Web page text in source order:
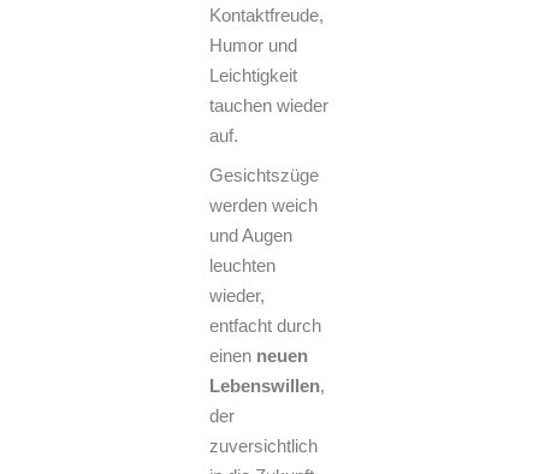
Kontaktfreude,
Humor und
Leichtigkeit
tauchen wieder
auf.
Gesichtszüge
werden weich
und Augen
leuchten
wieder,
entfacht durch
einen neuen
Lebenswillen,
der
zuversichtlich